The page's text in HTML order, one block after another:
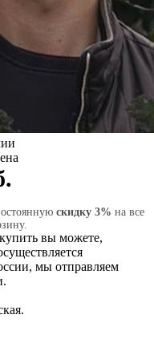
скидку 3% на все
вы можете,
мы отправляем